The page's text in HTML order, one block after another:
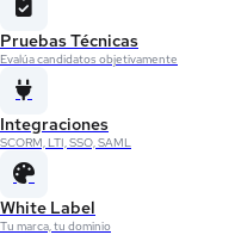
Pruebas Técnicas
Evalúa candidatos objetivamente
Integraciones
SCORM, LTI, SSO, SAML
White Label
Tu marca, tu dominio